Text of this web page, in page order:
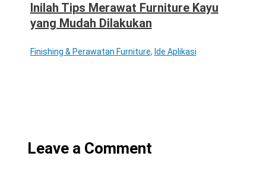
Inilah Tips Merawat Furniture Kayu
yang Mudah Dilakukan
Finishing & Perawatan Furniture, Ide Aplikasi
Leave a Comment